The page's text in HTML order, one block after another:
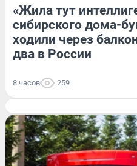
«Жила тут
сибирского дома-
ходили через
два в России
8 часов 259